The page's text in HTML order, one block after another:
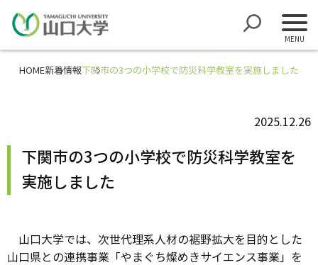
HOME新着情報下関市の3つの小学校で防災科学教室を実施しました
2025.12.26
下関市の3つの小学校で防災科学教室を
実施しました
山口大学では、次世代理系人材の裾野拡大を目的とした
山口県との連携事業「やまぐち燦めきサイエンス事業」を